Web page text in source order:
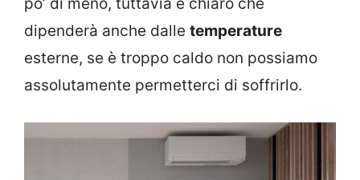
po’ di meno, tuttavia è chiaro che
dipenderà anche dalle temperature
esterne, se è troppo caldo non possiamo
assolutamente permetterci di soffrirlo.